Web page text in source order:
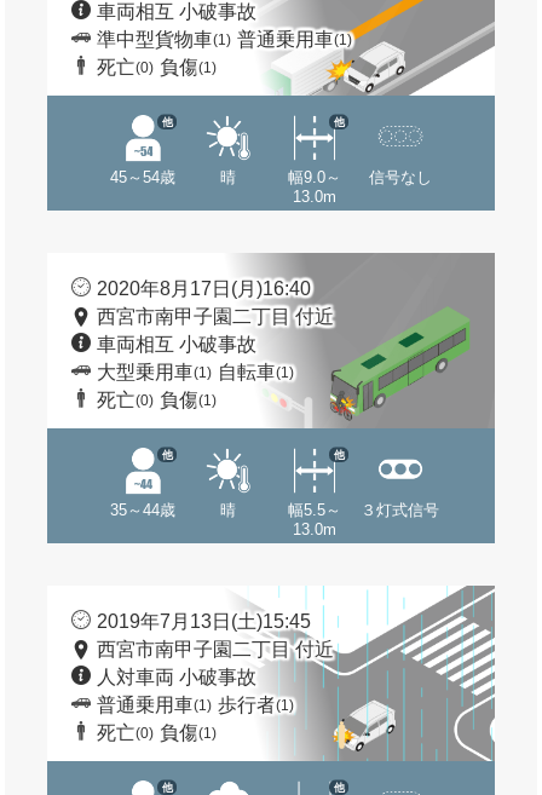
車両相互 小破事故
準中型貨物車(1) 普通乗用車(1)
死亡(0) 負傷(1)
45～54歳
他
晴
幅9.0～
13.0m
他
信号なし
2020年8月17日(月)16:40
西宮市南甲子園二丁目 付近
車両相互 小破事故
大型乗用車(1) 自転車(1)
死亡(0) 負傷(1)
35～44歳
他
晴
幅5.5～
13.0m
他
３灯式信号
2019年7月13日(土)15:45
西宮市南甲子園二丁目 付近
人対車両 小破事故
普通乗用車(1) 歩行者(1)
死亡(0) 負傷(1)
他 他